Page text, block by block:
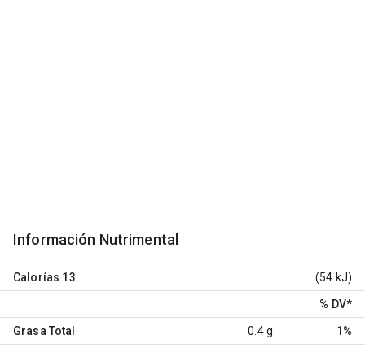
Información Nutrimental
Calorías 13 (54 kJ)
% DV*
Grasa Total 0.4 g 1%